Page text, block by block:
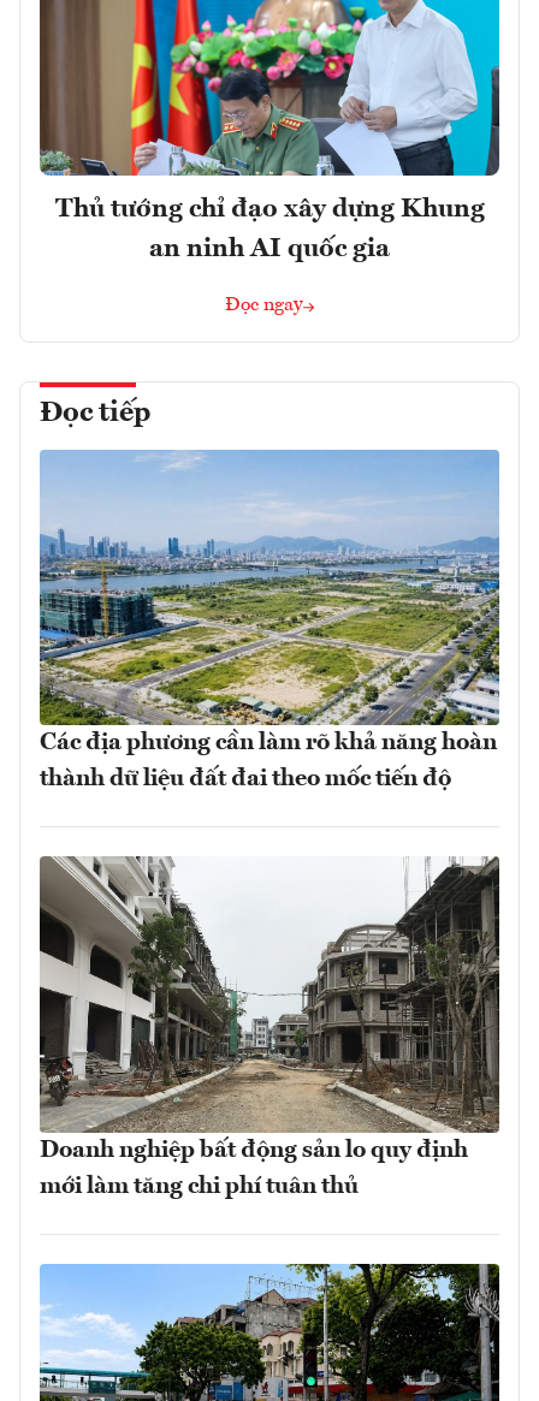
Thủ tướng chỉ đạo xây dựng Khung
an ninh AI quốc gia
Đọc ngay
Đọc tiếp
Các địa phương cần làm rõ khả năng hoàn
thành dữ liệu đất đai theo mốc tiến độ
Doanh nghiệp bất động sản lo quy định
mới làm tăng chi phí tuân thủ